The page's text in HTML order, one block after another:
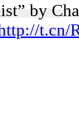
by
t.cn/